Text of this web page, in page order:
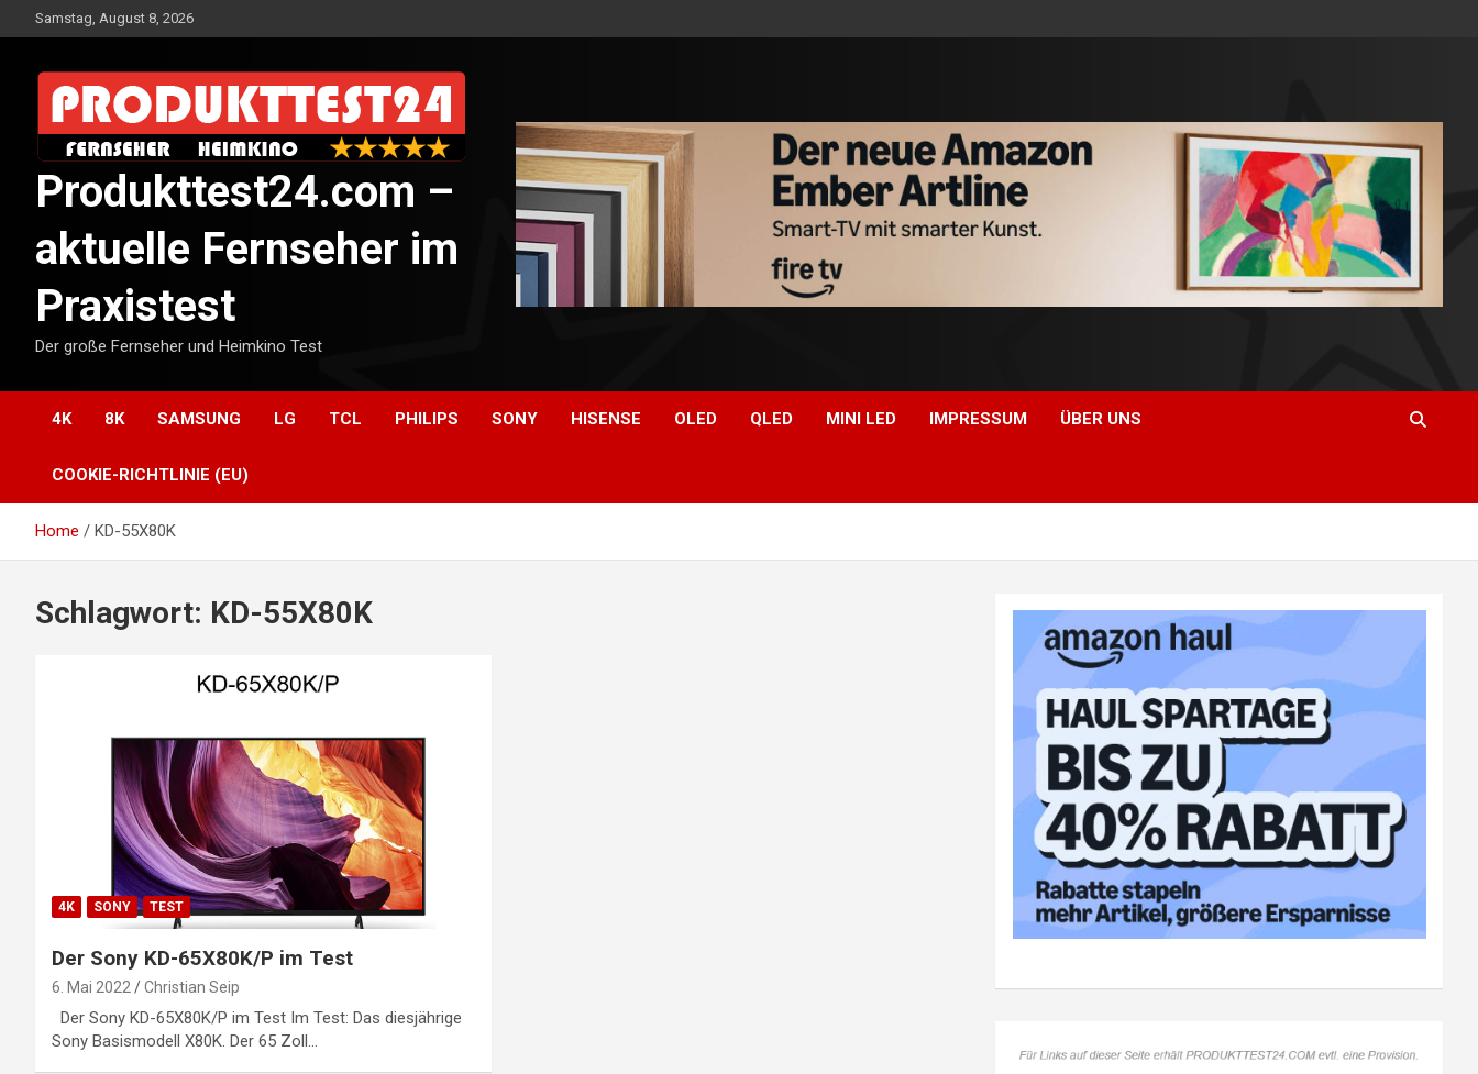
to
Samstag, August 8, 2026
Produkttest24.com –
aktuelle Fernseher im
Praxistest
Der große Fernseher und Heimkino Test
4K 8K SAMSUNG LG TCL PHILIPS SONY HISENSE OLED QLED MINI LED IMPRESSUM ÜBER UNS
COOKIE-RICHTLINIE (EU)
Home KD-55X80K
Schlagwort: KD-55X80K
4K SONY TEST
Der Sony KD-65X80K/P im Test
6. Mai 2022 Christian Seip
Der Sony KD-65X80K/P im Test Im Test: Das diesjährige
Sony Basismodell X80K. Der 65 Zoll…